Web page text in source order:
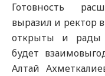
Готовность
выразил и ректор
открыты и рады
будет
Алтай